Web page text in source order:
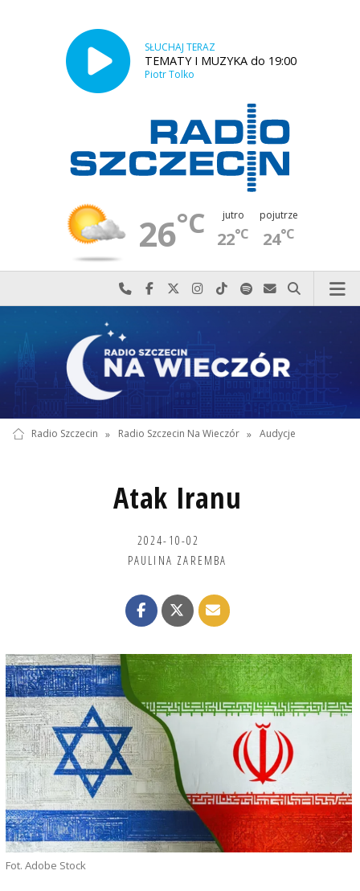
SŁUCHAJ TERAZ
TEMATY I MUZYKA do 19:00
Piotr Tolko
26°C jutro
22°C
pojutrze
24°C
Najlepiej po prostu do nas zadzwoń
Odwiedź nas na Facebook-u
Odwiedź nas na X
Odwiedź nas na Instagram-ie
Odwiedź nas na TikTok-u
Szukaj nas na Spotify
Wyślij do nas
Szukaj
Radio Szczecin » Radio Szczecin Na Wieczór » Audycje
Atak Iranu
2024-10-02
PAULINA ZAREMBA
Fot. Adobe Stock